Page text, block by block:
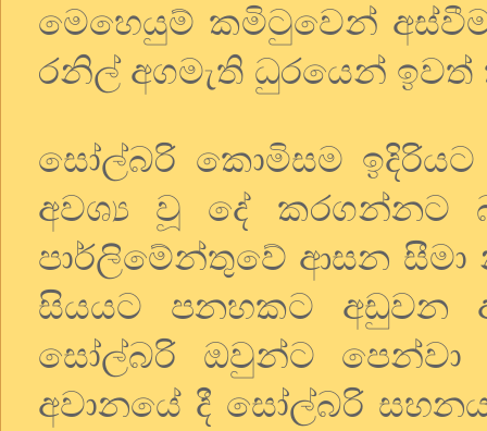
මෙහෙයුම් කමිටුවෙන්
රනිල් අගමැති ධුරයෙන් ඉවත්
සෝල්බරි කොමිසම ඉදිරියට
අවශ්‍ය වූ දේ කරගන්නට
පාර්ලිමේන්තුවේ ආසන සීමා
සියයට පනහකට අඩුවන
සෝල්බරි ඔවුන්ට
අවානයේ දී සෝල්බරි